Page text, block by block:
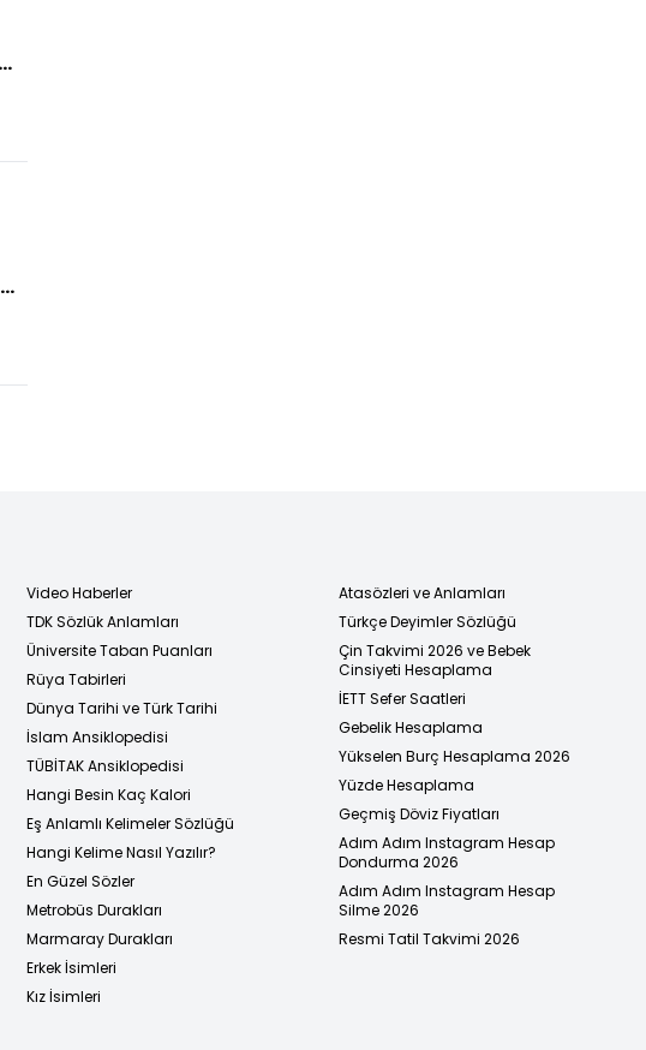
Video Haberler
TDK Sözlük Anlamları
Üniversite Taban Puanları
Rüya Tabirleri
Dünya Tarihi ve Türk Tarihi
İslam Ansiklopedisi
TÜBİTAK Ansiklopedisi
Hangi Besin Kaç Kalori
Eş Anlamlı Kelimeler Sözlüğü
Hangi Kelime Nasıl Yazılır?
En Güzel Sözler
Metrobüs Durakları
Marmaray Durakları
Erkek İsimleri
Kız İsimleri
Atasözleri ve Anlamları
Türkçe Deyimler Sözlüğü
Çin Takvimi 2026 ve Bebek
Cinsiyeti Hesaplama
İETT Sefer Saatleri
Gebelik Hesaplama
Yükselen Burç Hesaplama 2026
Yüzde Hesaplama
Geçmiş Döviz Fiyatları
Adım Adım Instagram Hesap
Dondurma 2026
Adım Adım Instagram Hesap
Silme 2026
Resmi Tatil Takvimi 2026